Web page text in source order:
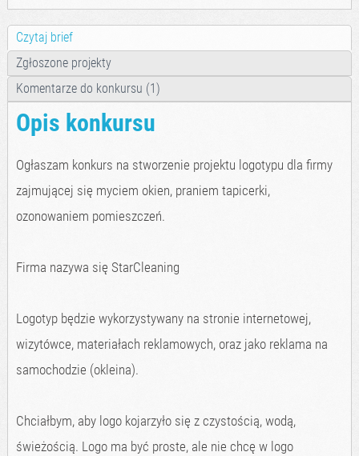
Czytaj brief
Zgłoszone projekty
Komentarze do konkursu (1)
Opis konkursu
Ogłaszam konkurs na stworzenie projektu logotypu dla firmy
zajmującej się myciem okien, praniem tapicerki,
ozonowaniem pomieszczeń.
Firma nazywa się StarCleaning
Logotyp będzie wykorzystywany na stronie internetowej,
wizytówce, materiałach reklamowych, oraz jako reklama na
samochodzie (okleina).
Chciałbym, aby logo kojarzyło się z czystością, wodą,
świeżością. Logo ma być proste, ale nie chcę w logo